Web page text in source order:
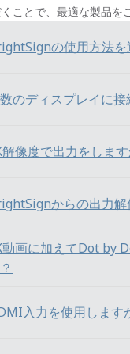
ことで、最適な製品を
の使用方法を
のディスプレイに接
像度で出力をします
からの出力解
動画に加えてDot by
入力を使用します